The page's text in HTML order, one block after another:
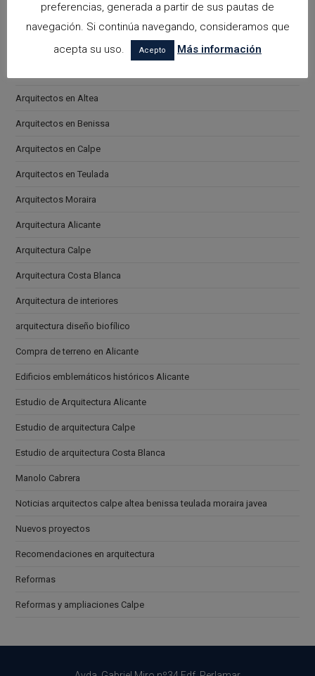
Categorías
arquitectora espacios biofilicos
Arquitectos en Altea
Arquitectos en Benissa
Arquitectos en Calpe
Arquitectos en Teulada
Arquitectos Moraira
Arquitectura Alicante
Arquitectura Calpe
Arquitectura Costa Blanca
Arquitectura de interiores
arquitectura diseño biofílico
Compra de terreno en Alicante
Edificios emblemáticos históricos Alicante
Estudio de Arquitectura Alicante
Estudio de arquitectura Calpe
Estudio de arquitectura Costa Blanca
Manolo Cabrera
Noticias arquitectos calpe altea benissa teulada moraira javea
Nuevos proyectos
Recomendaciones en arquitectura
Reformas
Reformas y ampliaciones Calpe
preferencias, generada a partir de sus pautas de
navegación. Si continúa navegando, consideramos que
acepta su uso.
Acepto Más información